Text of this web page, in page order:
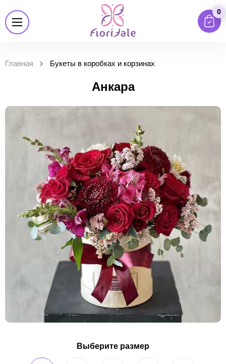
0
Главная Букеты в коробках и корзинах
Анкара
Выберите размер